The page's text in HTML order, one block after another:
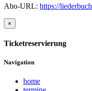
Abo-URL: https://
×
Ticketreservierung
Navigation
home